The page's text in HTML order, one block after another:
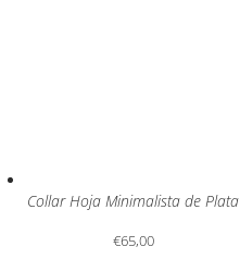
Collar Hoja Minimalista de Plata
€65,00